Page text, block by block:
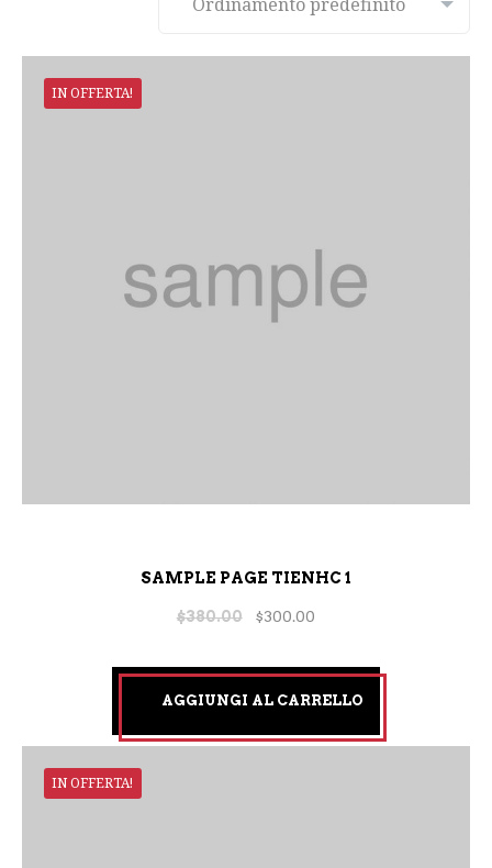
IN OFFERTA!
SAMPLE PAGE TIENHC 1
$380.00 $300.00
AGGIUNGI AL CARRELLO
IN OFFERTA!